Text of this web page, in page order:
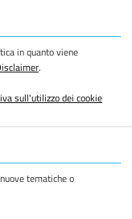
in quanto viene
.
sull'utilizzo dei cookie
tematiche o